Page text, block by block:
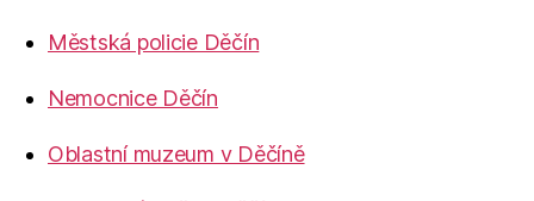
Městská policie Děčín
Nemocnice Děčín
Oblastní muzeum v Děčíně